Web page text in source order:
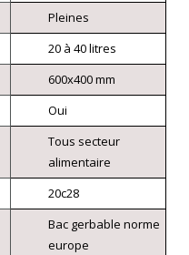
Pleines
20 à 40 litres
600x400 mm
Oui
Tous secteur
alimentaire
20c28
Bac gerbable norme
europe